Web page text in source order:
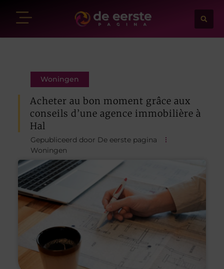
Woningen
Acheter au bon moment grâce aux
conseils d’une agence immobilière à
Hal
Gepubliceerd door De eerste pagina
Woningen